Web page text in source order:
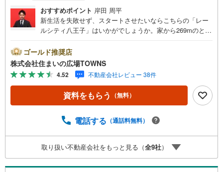
おすすめポイント 岸田 周平
新生活を失敗せず、スタートさせたいならこちらの「レー
ルシティ八王子」はいかがでしょうか。家から269mのとこ
で333mです。防犯カメラ付きで、空き巣対策にも配慮され
ています。来訪者の顔が確認できる、安心のTVインターホ
ン付きです。地上14階建てで、住みやすい物件です。解放
感溢れる3LDKの物件はこちらです。宅配ボックスを利用す
れば不在時や家にいながら対応できないときでも、再配達
を待たずに荷物を受け取れます。機能的で使いやすいシス
ラが付いていますので、防犯対策を気にされる方でも安心
間ゴミ出し可能な物件であれば、何も気にすることなく夜
中でも朝方でも好きな時間にゴミを持っていけます。開放
感溢れる室内が魅力の、3LDKの物件はこちらです。13.25
平米のバルコニー面積の物件です。数ある物件の中から弊
ゴールド推奨店
株式会社住まいの広場TOWNS
4.52 不動産会社レビュー 38件
資料をもらう （無料）
電話する （通話料無料）
取り扱い不動産会社をもっと見る（全9社）